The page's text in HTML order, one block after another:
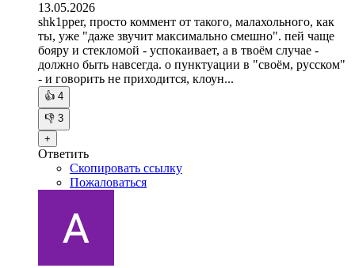
13.05.2026
shk1pper, просто коммент от такого, малахольного, как
ты, уже "даже звучит максимально смешно". пей чаще
бояру и стекломой - успокаивает, а в твоём случае -
должно быть навсегда. о пунктуации в "своём, русском"
- и говорить не приходится, клоун...
👍 4
👎 3
+
Ответить
Скопировать ссылку
Пожаловаться